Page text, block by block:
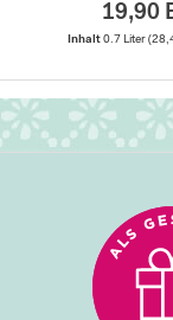
19,90
Inhalt 0.7 Liter